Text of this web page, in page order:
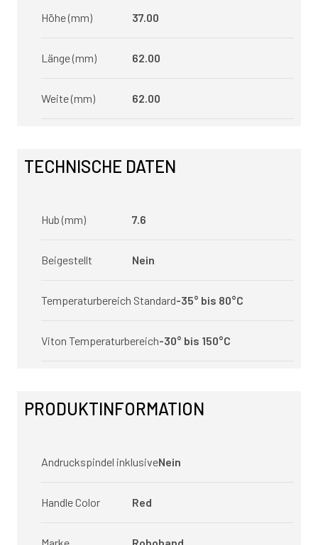
Höhe (mm) 37.00
Länge (mm) 62.00
Weite (mm) 62.00
TECHNISCHE DATEN
Hub (mm) 7.6
Beigestellt Nein
Temperaturbereich Standard-35° bis 80°C
Viton Temperaturbereich-30° bis 150°C
PRODUKTINFORMATION
Andruckspindel inklusiveNein
Handle Color Red